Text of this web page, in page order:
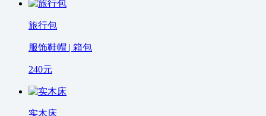
旅行包
服饰鞋帽 | 箱包
240元
实木床